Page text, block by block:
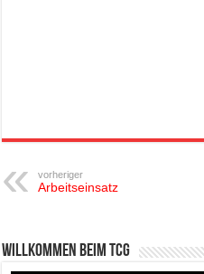
vorheriger
Arbeitseinsatz
Willkommen beim TCG